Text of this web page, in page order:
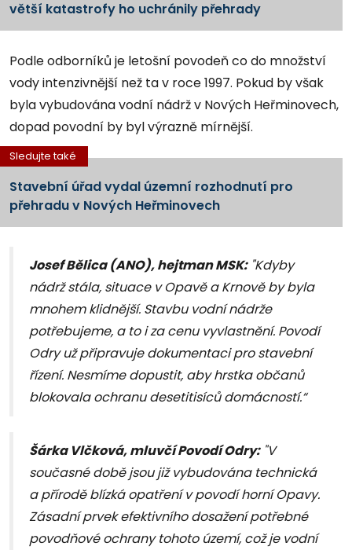
větší katastrofy ho uchránily přehrady
Podle odborníků je letošní povodeň co do množství
vody intenzivnější než ta v roce 1997. Pokud by však
byla vybudována vodní nádrž v Nových Heřminovech,
dopad povodní by byl výrazně mírnější.
Sledujte také
Stavební úřad vydal územní rozhodnutí pro
přehradu v Nových Heřminovech
Josef Bělica (ANO), hejtman MSK:"Kdyby
nádrž stála, situace v Opavě a Krnově by byla
mnohem klidnější. Stavbu vodní nádrže
potřebujeme, a to i za cenu vyvlastnění. Povodí
Odry už připravuje dokumentaci pro stavební
řízení. Nesmíme dopustit, aby hrstka občanů
blokovala ochranu desetitisíců domácností.“
Šárka Vlčková, mluvčí Povodí Odry:"V
současné době jsou již vybudována technická
a přírodě blízká opatření v povodí horní Opavy.
Zásadní prvek efektivního dosažení potřebné
povodňové ochrany tohoto území, což je vodní